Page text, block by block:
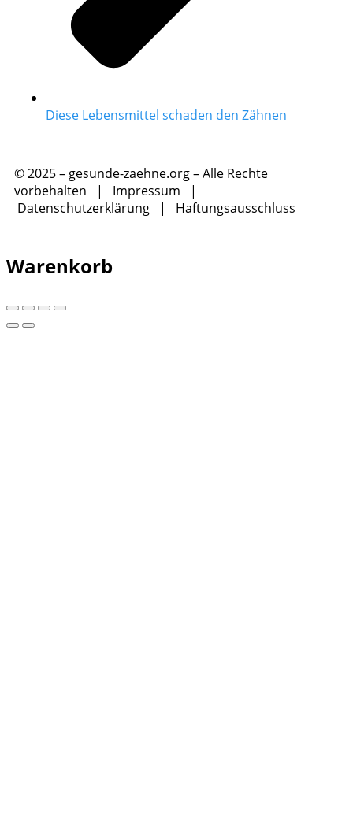
Diese Lebensmittel schaden den Zähnen
© 2025 – gesunde-zaehne.org – Alle Rechte
vorbehalten | Impressum |
Datenschutzerklärung | Haftungsausschluss
Warenkorb